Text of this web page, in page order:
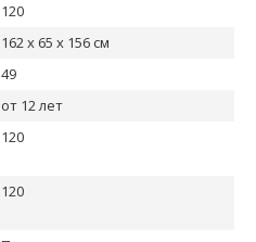
120
162 х 65 х 156 см
49
от 12 лет
120
120